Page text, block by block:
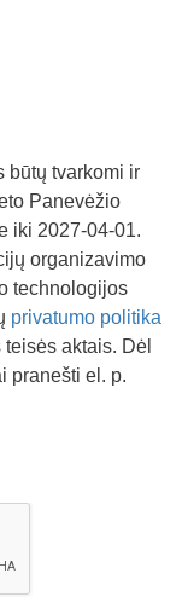
būtų tvarkomi ir
Panevėžio
iki 2027-04-01.
organizavimo
technologijos
privatumo politika
aktais. Dėl
pranešti el. p.